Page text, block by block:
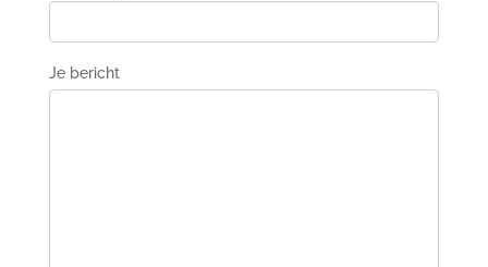
Je bericht